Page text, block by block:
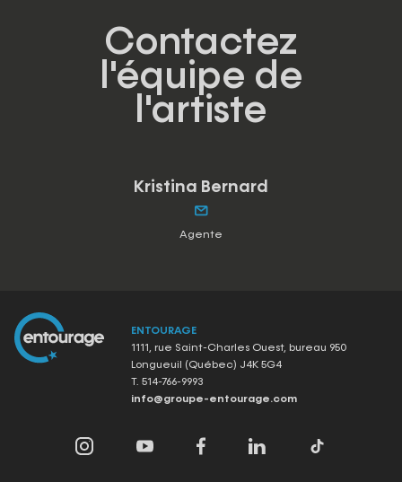
Contactez
l'équipe de
l'artiste
Kristina Bernard
Agente
ENTOURAGE
1111, rue Saint-Charles Ouest, bureau 950
Longueuil (Québec) J4K 5G4
T. 514-766-9993
info@groupe-entourage.com